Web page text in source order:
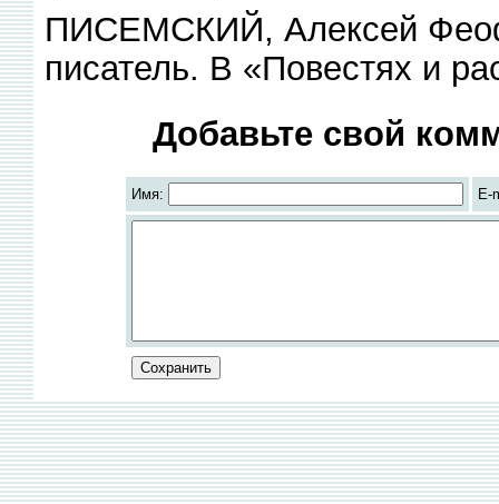
ПИСЕМСКИЙ, Алексей
писатель. В «Повестях и
Добавьте свой
Имя: E-